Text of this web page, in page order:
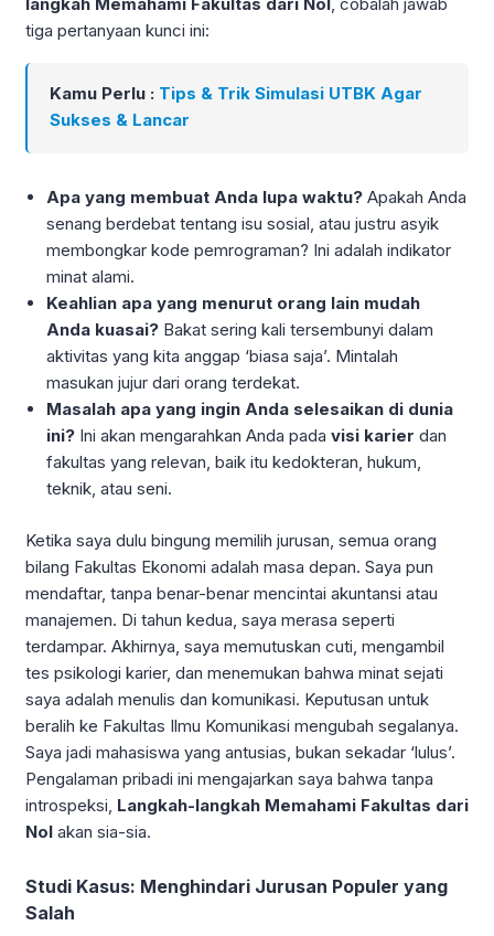
tiga pertanyaan kunci ini:
Kamu Perlu : Tips & Trik Simulasi UTBK Agar
Sukses & Lancar
Apa yang membuat Anda lupa waktu? Apakah Anda
senang berdebat tentang isu sosial, atau justru asyik
membongkar kode pemrograman? Ini adalah indikator
minat alami.
Keahlian apa yang menurut orang lain mudah
Anda kuasai? Bakat sering kali tersembunyi dalam
aktivitas yang kita anggap ‘biasa saja’. Mintalah
masukan jujur dari orang terdekat.
Masalah apa yang ingin Anda selesaikan di dunia
ini? Ini akan mengarahkan Anda padavisi karier dan
fakultas yang relevan, baik itu kedokteran, hukum,
teknik, atau seni.
Ketika saya dulu bingung memilih jurusan, semua orang
bilang Fakultas Ekonomi adalah masa depan. Saya pun
mendaftar, tanpa benar-benar mencintai akuntansi atau
manajemen. Di tahun kedua, saya merasa seperti
terdampar. Akhirnya, saya memutuskan cuti, mengambil
tes psikologi karier, dan menemukan bahwa minat sejati
saya adalah menulis dan komunikasi. Keputusan untuk
beralih ke Fakultas Ilmu Komunikasi mengubah segalanya.
Saya jadi mahasiswa yang antusias, bukan sekadar ‘lulus’.
Pengalaman pribadi ini mengajarkan saya bahwa tanpa
introspeksi, Langkah-langkah Memahami Fakultas dari
Nol akan sia-sia.
Studi Kasus: Menghindari Jurusan Populer yang
Salah